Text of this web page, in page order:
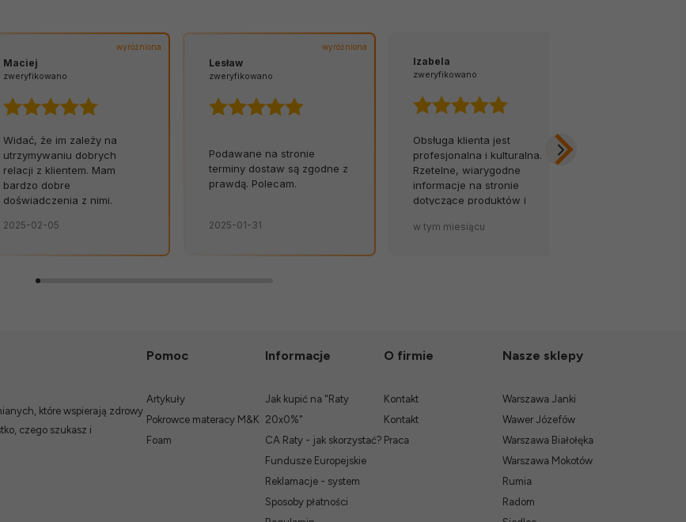
wyróżniona
Maciej
zweryfikowano
Widać, że im zależy na
utrzymywaniu dobrych
relacji z klientem. Mam
bardzo dobre
doświadczenia z nimi.
2025-02-05
wyróżniona
Lesław
zweryfikowano
Podawane na stronie
terminy dostaw są zgodne z
prawdą. Polecam.
2025-01-31
Izabela
zweryfikowano
Obsługa klienta jest
profesjonalna i kulturalna.
Rzetelne, wiarygodne
informacje na stronie
dotyczące produktów i
atut sklepu. 💪🔥
w tym miesiącu
które wspierają zdrowy
czego szukasz i
Pomoc
Artykuły
Pokrowce materacy M&K
Foam
Informacje
Jak kupić na "Raty
20x0%"
CA Raty - jak skorzystać?
Fundusze Europejskie
Reklamacje - system
Sposoby płatności
O firmie
Kontakt
Kontakt
Praca
Nasze sklepy
Warszawa Janki
Wawer Józefów
Warszawa Białołęka
Warszawa Mokotów
Rumia
Radom